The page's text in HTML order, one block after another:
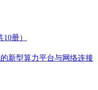
册）
新型算力平台与网络连接